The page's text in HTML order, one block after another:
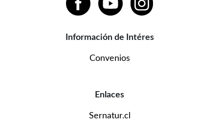
Información de Intéres
Convenios
Enlaces
Sernatur.cl